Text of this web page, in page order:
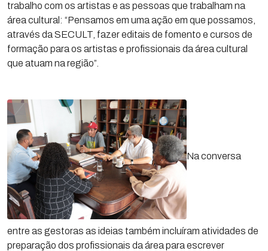
trabalho com os artistas e as pessoas que trabalham na
área cultural: “Pensamos em uma ação em que possamos,
através da SECULT, fazer editais de fomento e cursos de
formação para os artistas e profissionais da área cultural
que atuam na região”.
Na conversa
entre as gestoras as ideias também incluíram atividades de
preparação dos profissionais da área para escrever